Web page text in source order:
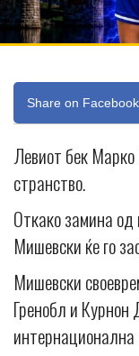
Share on Facebook
Левиот бек
странство.
Откако замина
Мишевски ќе го
Мишевски
Гренобл и Курнон
интернационална